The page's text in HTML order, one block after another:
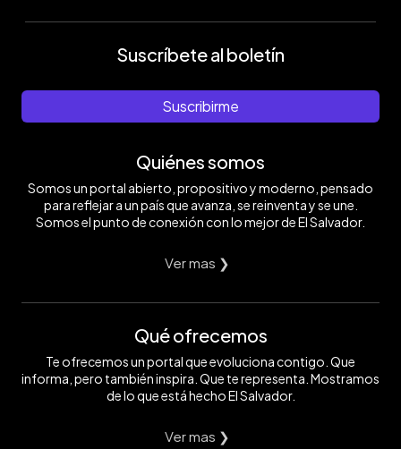
Suscríbete al boletín
Suscribirme
Quiénes somos
Somos un portal abierto, propositivo y moderno, pensado
para reflejar a un país que avanza, se reinventa y se une.
Somos el punto de conexión con lo mejor de El Salvador.
Ver mas ❯
Qué ofrecemos
Te ofrecemos un portal que evoluciona contigo. Que
informa, pero también inspira. Que te representa. Mostramos
de lo que está hecho El Salvador.
Ver mas ❯